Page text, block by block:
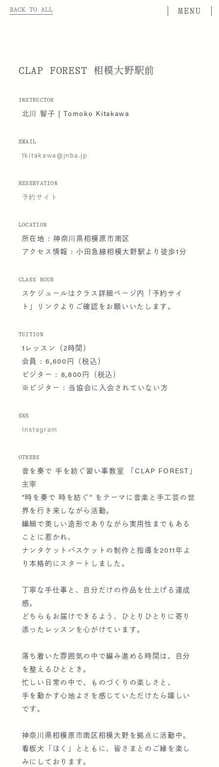
BACK TO ALL
CLAP FOREST 相模大野駅前
INSTRUCTOR
北川 智子 | Tomoko Kitakawa
EMAIL
tkitakawa@jnba.jp
RESERVATION
予約サイト
LOCATION
所在地 : 神奈川県相模原市南区
アクセス情報 : 小田急線相模大野駅より徒歩1分
CLASS HOUR
スケジュールはクラス詳細ページ内「予約サイ
ト」リンクよりご確認をお願いいたします。
TUITION
1レッスン（2時間）
会員 : 6,600円（税込）
ビジター : 8,800円（税込）
※ビジター : 当協会に入会されていない方
SNS
Instagram
OTHERS
音を奏で 手を紡ぐ習い事教室 「CLAP FOREST」
主宰
”時を奏で 時を紡ぐ” をテーマに音楽と手工芸の世
界を行き来しながら活動。
繊細で美しい造形でありながら実用性までもある
ことに惹かれ、
ナンタケットバスケットの制作と指導を2011年よ
り本格的にスタートしました。
丁寧な手仕事と、自分だけの作品を仕上げる達成
感。
どちらもお届けできるよう、ひとりひとりに寄り
添ったレッスンを心がけています。
落ち着いた雰囲気の中で編み進める時間は、自分
を整えるひととき。
忙しい日常の中で、ものづくりの楽しさと、
手を動かす心地よさを感じていただけたら嬉しい
です。
神奈川県相模原市南区相模大野を拠点に活動中。
看板犬「ほく」とともに、皆さまとのご縁を楽し
みにしております。